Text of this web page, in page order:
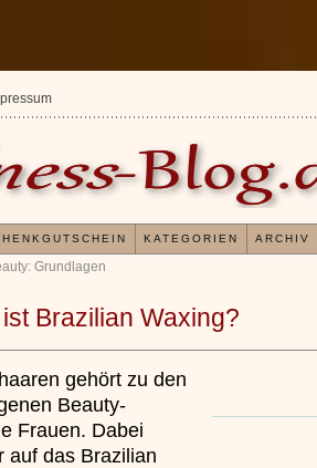
Grundlagen
Brazilian Waxing?
gehört zu den
Beauty-
Frauen. Dabei
auf das Brazilian
KATEGORIEN ARCHIV